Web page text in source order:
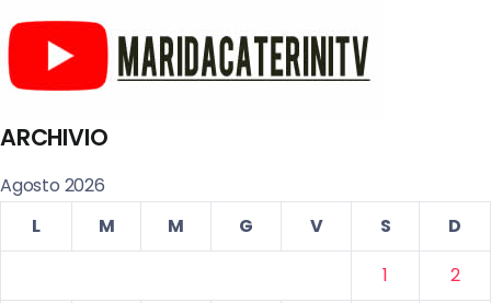
ARCHIVIO
Agosto 2026
L
M M G V S
D
1
2